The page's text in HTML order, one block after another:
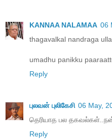
KANNAA NALAMAA 06
thagavalkal nandraga
umadhu panikku
Reply
புலவன் புலிகேசி 06 May,
தெரியாத பல
Reply